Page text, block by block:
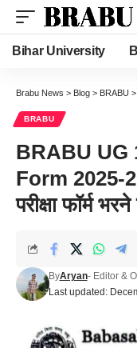
Bihar University
Brabu News > Blog > BRABU >
BRABU
BRABU UG
Form 2025-
परीक्षा फॉर्म
Last updated:
ByAryan- Editor &